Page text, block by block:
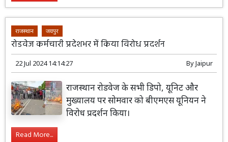
राजस्थान जयपुर
रोडवेज कर्मचारी प्रदेशभर में किया विरोध प्रदर्शन
22 Jul 2024 14:14:27 ByJaipur
राजस्थान रोडवेज के सभी डिपो, यूनिट और
मुख्यालय पर सोमवार को बीएमएस यूनियन ने
विरोध प्रदर्शन किया।
Read More...